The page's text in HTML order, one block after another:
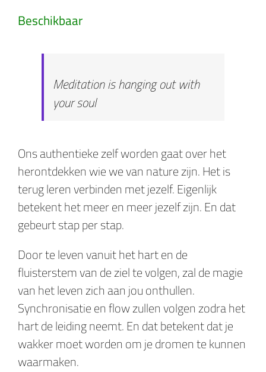
Beschikbaar
Meditation is hanging out with
your soul
Ons authentieke zelf worden gaat over het
herontdekken wie we van nature zijn. Het is
terug leren verbinden met jezelf. Eigenlijk
betekent het meer en meer jezelf zijn. En dat
gebeurt stap per stap.
Door te leven vanuit het hart en de
fluisterstem van de ziel te volgen, zal de magie
van het leven zich aan jou onthullen.
Synchronisatie en flow zullen volgen zodra het
hart de leiding neemt. En dat betekent dat je
wakker moet worden om je dromen te kunnen
waarmaken.